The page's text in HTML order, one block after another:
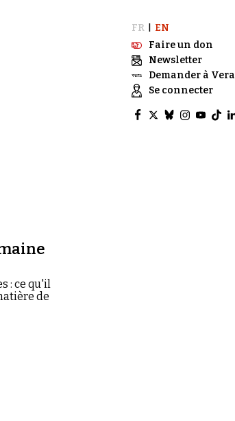
FR
EN
Faire un don
Newsletter
Demander à Vera
Se connecter
: ce qu'il
de